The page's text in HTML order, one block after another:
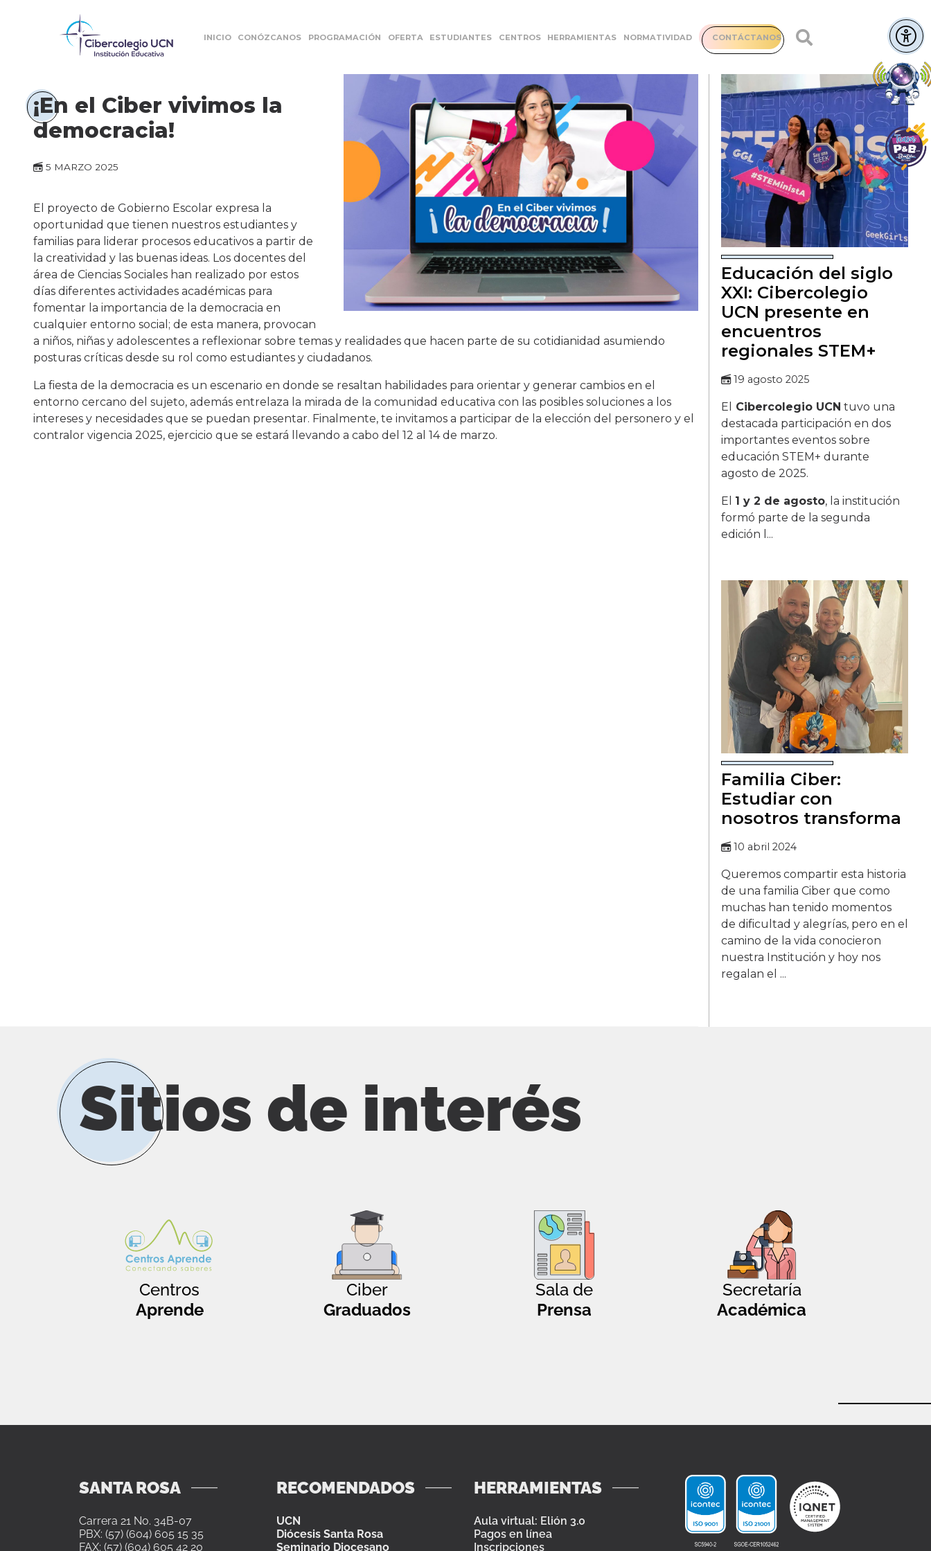
INICIO CONÓZCANOS PROGRAMACIÓN OFERTA ESTUDIANTES CENTROS HERRAMIENTAS NORMATIVIDAD CONTÁCTANOS
¡En el Ciber vivimos la
democracia!
5 MARZO 2025
El proyecto de Gobierno Escolar expresa la
oportunidad que tienen nuestros estudiantes y
familias para liderar procesos educativos a partir de
la creatividad y las buenas ideas. Los docentes del
área de Ciencias Sociales han realizado por estos
días diferentes actividades académicas para
fomentar la importancia de la democracia en
cualquier entorno social; de esta manera, provocan
a niños, niñas y adolescentes a reflexionar sobre temas y realidades que hacen parte de su cotidianidad asumiendo
posturas críticas desde su rol como estudiantes y ciudadanos.
La fiesta de la democracia es un escenario en donde se resaltan habilidades para orientar y generar cambios en el
entorno cercano del sujeto, además entrelaza la mirada de la comunidad educativa con las posibles soluciones a los
intereses y necesidades que se puedan presentar. Finalmente, te invitamos a participar de la elección del personero y el
contralor vigencia 2025, ejercicio que se estará llevando a cabo del 12 al 14 de marzo.
Educación del siglo
XXI: Cibercolegio
UCN presente en
encuentros
regionales STEM+
19 agosto 2025
El Cibercolegio UCN tuvo una
destacada participación en dos
importantes eventos sobre
educación STEM+ durante
agosto de 2025.
El 1 y 2 de agosto, la institución
formó parte de la segunda
edición l...
Familia Ciber:
Estudiar con
nosotros transforma
10 abril 2024
Queremos compartir esta historia
de una familia Ciber que como
muchas han tenido momentos
de dificultad y alegrías, pero en el
camino de la vida conocieron
nuestra Institución y hoy nos
regalan el ...
Sitios de interés
Centros
Aprende
Ciber
Graduados
Sala de
Prensa
Secretaría
Académica
SANTA ROSA
Carrera 21 No. 34B-07
PBX: (57) (604) 605 15 35
FAX: (57) (604) 605 42 20
RECOMENDADOS
UCN
Diócesis Santa Rosa
Seminario Diocesano
HERRAMIENTAS
Aula virtual: Elión 3.0
Pagos en línea
Inscripciones